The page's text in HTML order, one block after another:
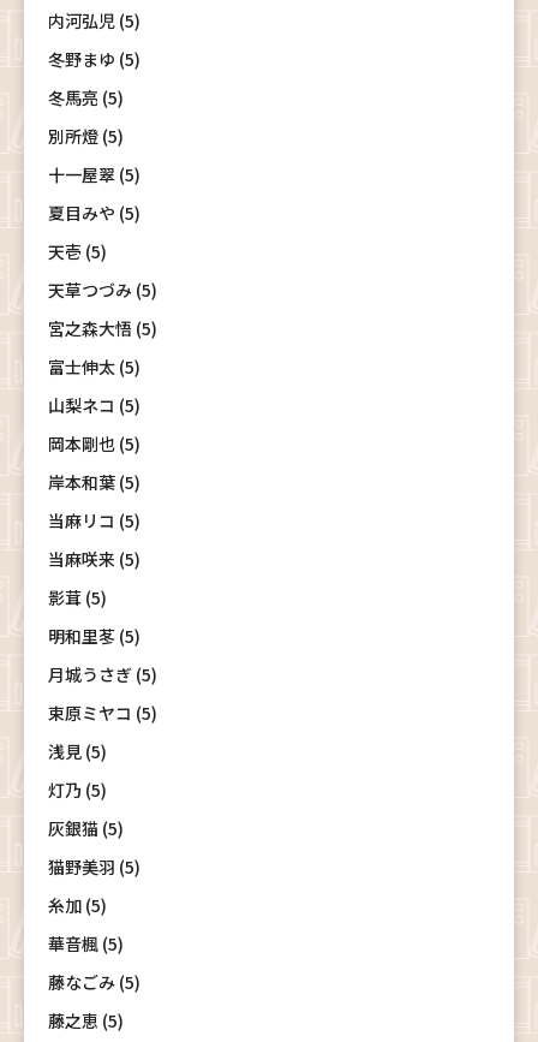
内河弘児 (5)
冬野まゆ (5)
冬馬亮 (5)
別所燈 (5)
十一屋翠 (5)
夏目みや (5)
天壱 (5)
天草つづみ (5)
宮之森大悟 (5)
富士伸太 (5)
山梨ネコ (5)
岡本剛也 (5)
岸本和葉 (5)
当麻リコ (5)
当麻咲来 (5)
影茸 (5)
明和里苳 (5)
月城うさぎ (5)
束原ミヤコ (5)
浅見 (5)
灯乃 (5)
灰銀猫 (5)
猫野美羽 (5)
糸加 (5)
華音楓 (5)
藤なごみ (5)
藤之恵 (5)